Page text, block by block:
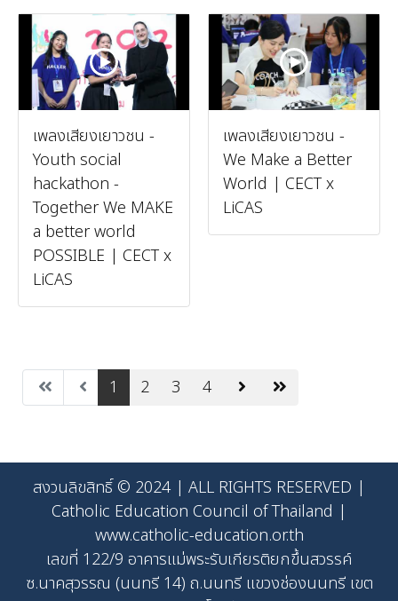
เพลงเสียงเยาวชน -
Youth social
hackathon -
Together We MAKE
a better world
POSSIBLE | CECT x
LiCAS
เพลงเสียงเยาวชน -
We Make a Better
World | CECT x
LiCAS
1 2 3 4
สงวนลิขสิทธิ์ © 2024 | ALL RIGHTS RESERVED |
Catholic Education Council of Thailand |
www.catholic-education.or.th
เลขที่ 122/9 อาคารแม่พระรับเกียรติยกขึ้นสวรรค์
ซ.นาคสุวรรณ (นนทรี 14) ถ.นนทรี แขวงช่องนนทรี เขต